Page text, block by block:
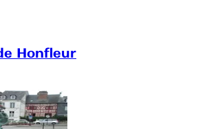
Honfleur